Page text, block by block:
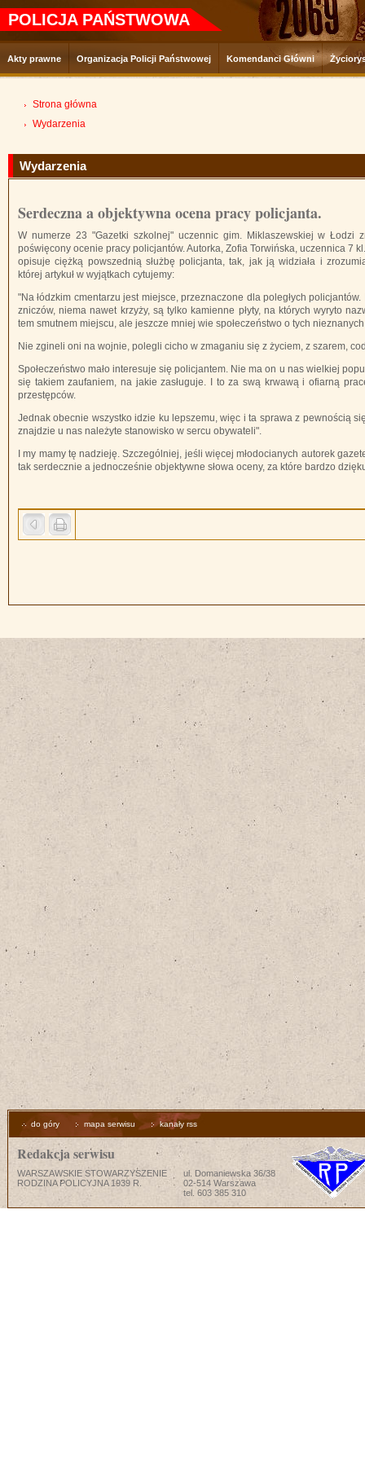
POLICJA PAŃSTWOWA
Akty prawne Organizacja Policji Państwowej Komendanci Główni
Strona główna
Wydarzenia
Wydarzenia
Serdeczna a objektywna ocena pracy policjanta.
W numerze 23 "Gazetki szkolnej" uczennic gim. Miklaszewskiej w Łodzi
poświęcony ocenie pracy policjantów. Autorka, Zofia Torwińska, uczennica 7
opisuje ciężką powszednią służbę policjanta, tak, jak ją widziała i
której artykuł w wyjątkach cytujemy:
"Na łódzkim cmentarzu jest miejsce, przeznaczone dla poległych
zniczów, niema nawet krzyży, są tylko kamienne płyty, na których wyryto
tem smutnem miejscu, ale jeszcze mniej wie społeczeństwo o tych
Nie zgineli oni na wojnie, polegli cicho w zmaganiu się z życiem, z szarem,
Społeczeństwo mało interesuje się policjantem. Nie ma on u nas wielkiej
się takiem zaufaniem, na jakie zasługuje. I to za swą krwawą i ofiarną
przestępców.
Jednak obecnie wszystko idzie ku lepszemu, więc i ta sprawa z pewnością
znajdzie u nas należyte stanowisko w sercu obywateli".
I my mamy tę nadzieję. Szczególniej, jeśli więcej młodocianych autorek
tak serdecznie a jednocześnie objektywne słowa oceny, za które bardzo
do góry mapa serwisu kanały rss
Redakcja serwisu
WARSZAWSKIE STOWARZYSZENIE
RODZINA POLICYJNA 1939 R.
ul. Domaniewska 36/38
02-514 Warszawa
tel. 603 385 310